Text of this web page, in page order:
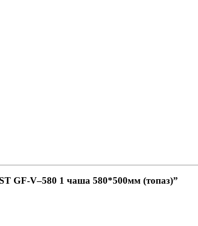
GF-V–580 1 чаша 580*500мм (топаз)”